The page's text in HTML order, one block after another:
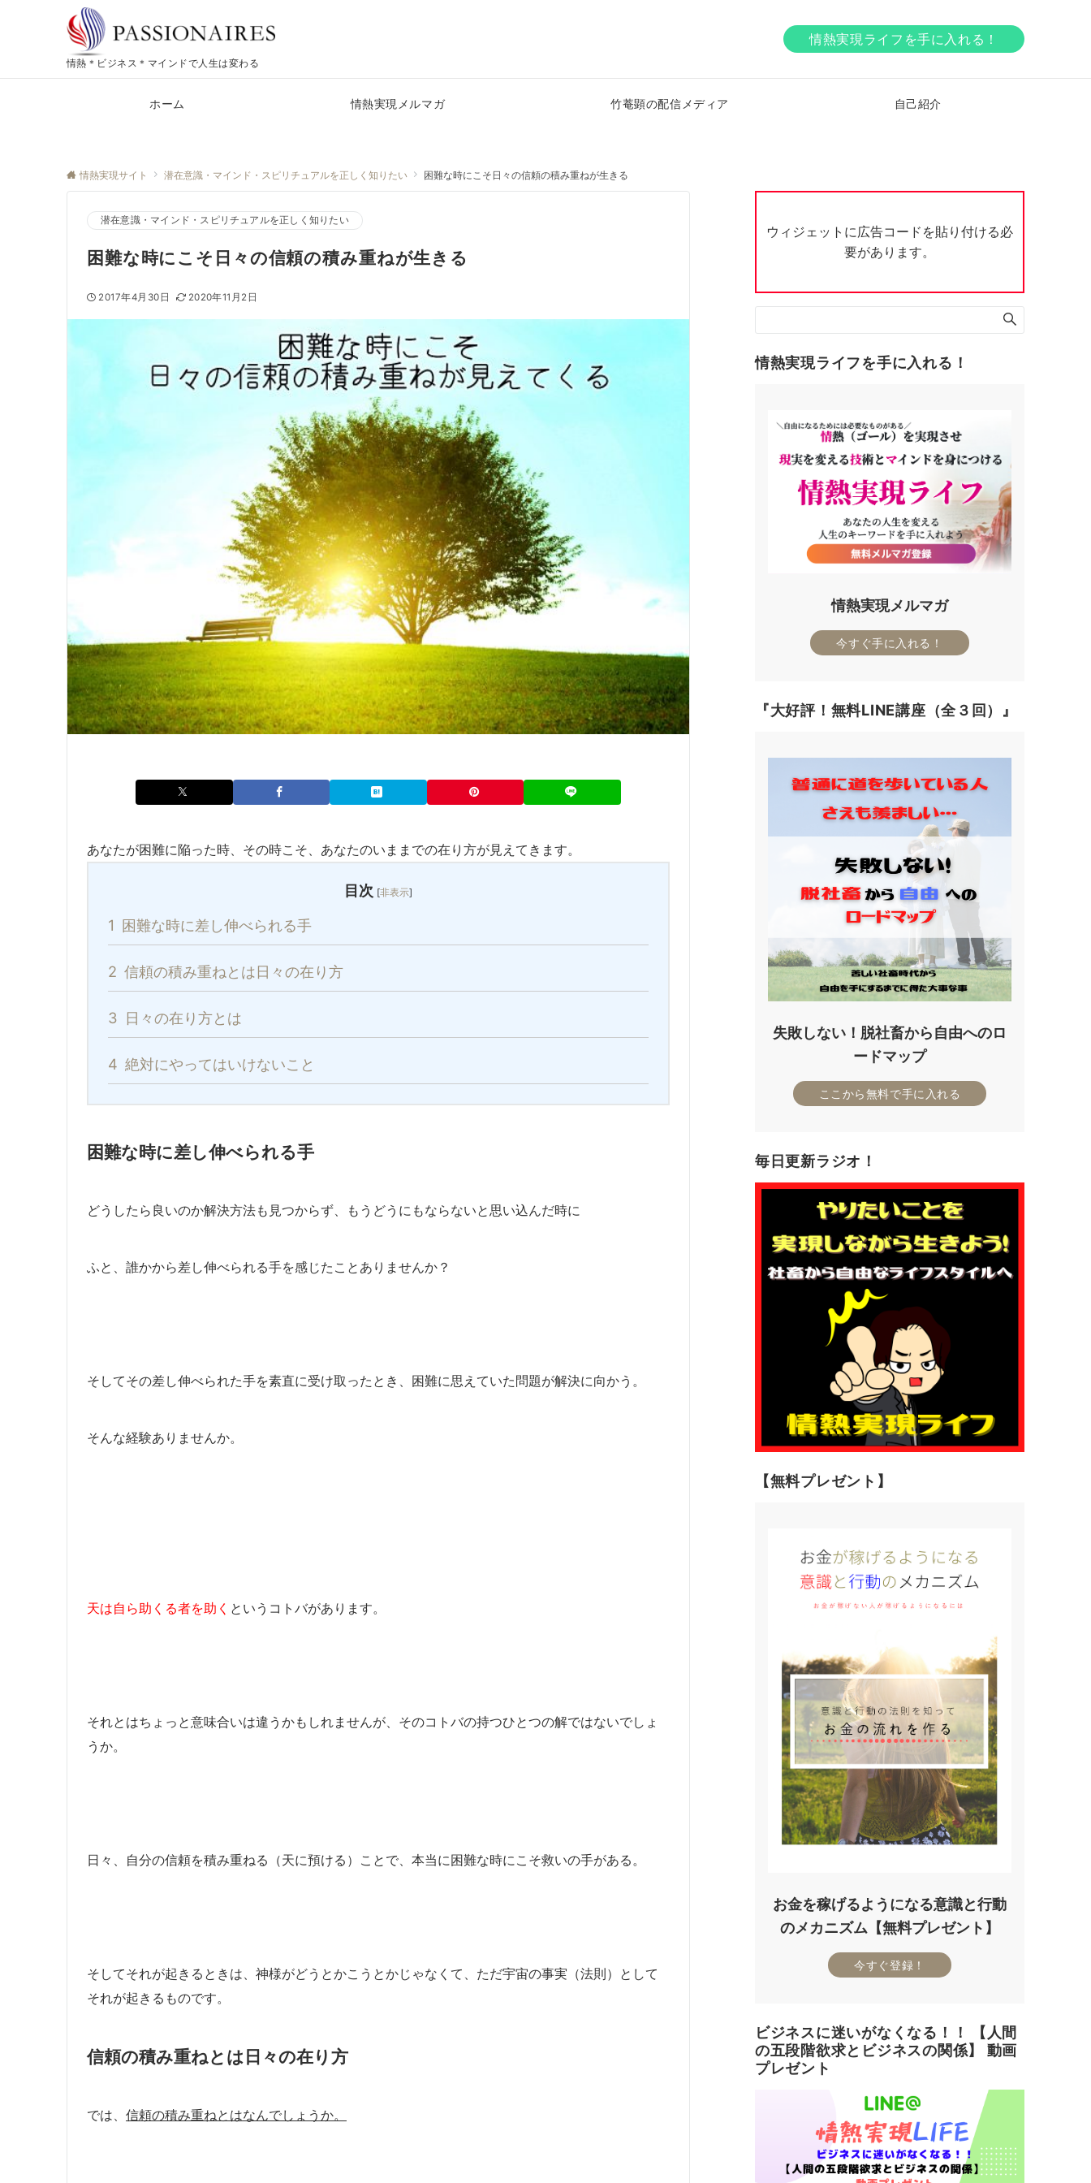
情熱＊ビジネス＊マインドで人生は変わる
情熱実現ライフを手に入れる！
ホーム 情熱実現メルマガ 竹菴顕の配信メディア 自己紹介
情熱実現サイト 潜在意識・マインド・スピリチュアルを正しく知りたい 困難な時にこそ日々の信頼の積み重ねが生きる
潜在意識・マインド・スピリチュアルを正しく知りたい
困難な時にこそ日々の信頼の積み重ねが生きる
2017年4月30日 2020年11月2日
あなたが困難に陥った時、その時こそ、あなたのいままでの在り方が見えてきます。
目次 [非表示]
1 困難な時に差し伸べられる手
2 信頼の積み重ねとは日々の在り方
3 日々の在り方とは
4 絶対にやってはいけないこと
困難な時に差し伸べられる手
どうしたら良いのか解決方法も見つからず、もうどうにもならないと思い込んだ時に
ふと、誰かから差し伸べられる手を感じたことありませんか？
そしてその差し伸べられた手を素直に受け取ったとき、困難に思えていた問題が解決に向かう。
そんな経験ありませんか。
天は自ら助くる者を助く というコトバがあります。
それとはちょっと意味合いは違うかもしれませんが、そのコトバの持つひとつの解ではないでしょ
うか。
日々、自分の信頼を積み重ねる（天に預ける）ことで、本当に困難な時にこそ救いの手がある。
そしてそれが起きるときは、神様がどうとかこうとかじゃなくて、ただ宇宙の事実（法則）として
それが起きるものです。
信頼の積み重ねとは日々の在り方
では、 信頼の積み重ねとはなんでしょうか。
ウィジェットに広告コードを貼り付ける必
要があります。
情熱実現ライフを手に入れる！
情熱実現メルマガ
今すぐ手に入れる！
『大好評！無料LINE講座（全３回）』
失敗しない！脱社畜から自由へのロ
ードマップ
ここから無料で手に入れる
毎日更新ラジオ！
【無料プレゼント】
お金を稼げるようになる意識と行動
のメカニズム【無料プレゼント】
今すぐ登録！
ビジネスに迷いがなくなる！！ 【人間
の五段階欲求とビジネスの関係】 動画
プレゼント